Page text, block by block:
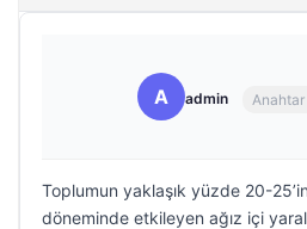
A admin
Toplumun yaklaşık yüzde 20-
döneminde etkileyen ağız içi